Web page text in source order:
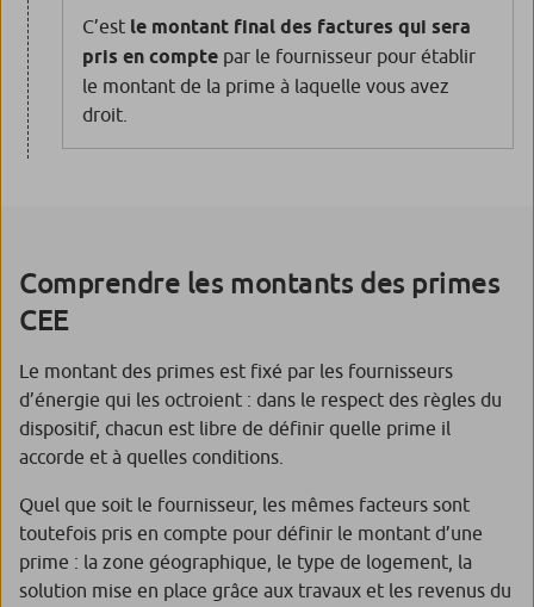
C’est le montant final des factures qui sera
pris en compte par le fournisseur pour établir
le montant de la prime à laquelle vous avez
droit.
Comprendre les montants des primes
CEE
Le montant des primes est fixé par les fournisseurs
d’énergie qui les octroient : dans le respect des règles du
dispositif, chacun est libre de définir quelle prime il
accorde et à quelles conditions.
Quel que soit le fournisseur, les mêmes facteurs sont
toutefois pris en compte pour définir le montant d’une
prime : la zone géographique, le type de logement, la
solution mise en place grâce aux travaux et les revenus du